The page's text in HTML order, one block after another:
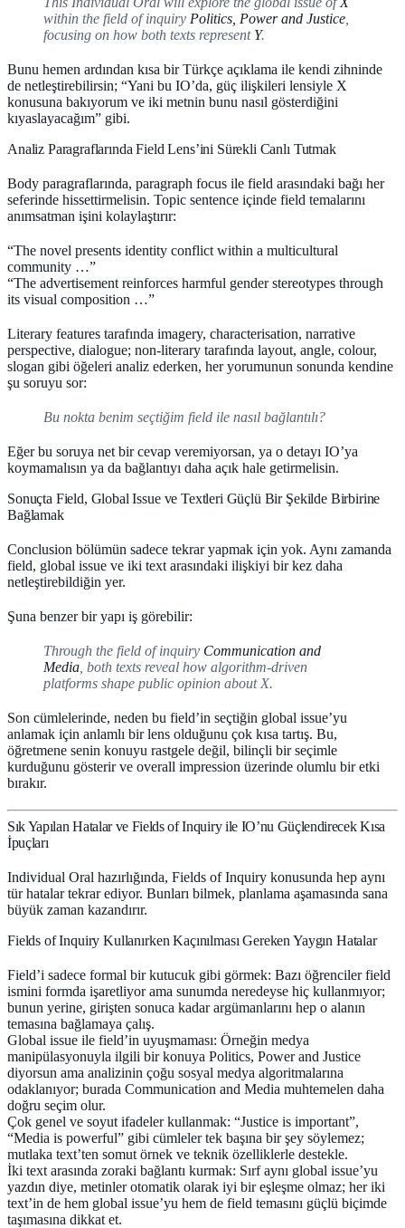
within the field of inquiry Politics, Power and Justice
focusing on how both texts represent Y.
Bunu hemen ardından kısa bir Türkçe açıklama ile kendi zihninde
de netleştirebilirsin; “Yani bu IO’da, güç ilişkileri lensiyle X
konusuna bakıyorum ve iki metnin bunu nasıl gösterdiğini
kıyaslayacağım” gibi.
Analiz Paragraflarında Field Lens’ini Sürekli Canlı Tutmak
Body paragraflarında, paragraph focus ile field arasındaki bağı her
seferinde hissettirmelisin. Topic sentence içinde field temalarını
anımsatman işini kolaylaştırır:
“The novel presents identity conflict within a multicultural
community …”
“The advertisement reinforces harmful gender stereotypes through
its visual composition …”
Literary features tarafında imagery, characterisation, narrative
perspective, dialogue; non-literary tarafında layout, angle, colour,
slogan gibi öğeleri analiz ederken, her yorumunun sonunda kendine
şu soruyu sor:
Bu nokta benim seçtiğim field ile nasıl bağlantılı?
Eğer bu soruya net bir cevap veremiyorsan, ya o detayı IO’ya
koymamalısın ya da bağlantıyı daha açık hale getirmelisin.
Sonuçta Field, Global Issue ve Textleri Güçlü Bir Şekilde Birbirine
Bağlamak
Conclusion bölümün sadece tekrar yapmak için yok. Aynı zamanda
field, global issue ve iki text arasındaki ilişkiyi bir kez daha
netleştirebildiğin yer.
Şuna benzer bir yapı iş görebilir:
Through the field of inquiry Communication and
Media , both texts reveal how algorithm-driven
platforms shape public opinion about X.
Son cümlelerinde, neden bu field’in seçtiğin global issue’yu
anlamak için anlamlı bir lens olduğunu çok kısa tartış. Bu,
öğretmene senin konuyu rastgele değil, bilinçli bir seçimle
kurduğunu gösterir ve overall impression üzerinde olumlu bir etki
bırakır.
Sık Yapılan Hatalar ve Fields of Inquiry ile IO’nu Güçlendirecek Kısa
İpuçları
Individual Oral hazırlığında, Fields of Inquiry konusunda hep aynı
tür hatalar tekrar ediyor. Bunları bilmek, planlama aşamasında sana
büyük zaman kazandırır.
Fields of Inquiry Kullanırken Kaçınılması Gereken Yaygın Hatalar
Field’i sadece formal bir kutucuk gibi görmek: Bazı öğrenciler field
ismini formda işaretliyor ama sunumda neredeyse hiç kullanmıyor;
bunun yerine, girişten sonuca kadar argümanlarını hep o alanın
temasına bağlamaya çalış.
Global issue ile field’in uyuşmaması: Örneğin medya
manipülasyonuyla ilgili bir konuya Politics, Power and Justice
diyorsun ama analizinin çoğu sosyal medya algoritmalarına
odaklanıyor; burada Communication and Media muhtemelen daha
doğru seçim olur.
Çok genel ve soyut ifadeler kullanmak: “Justice is important”,
“Media is powerful” gibi cümleler tek başına bir şey söylemez;
mutlaka text’ten somut örnek ve teknik özelliklerle destekle.
İki text arasında zoraki bağlantı kurmak: Sırf aynı global issue’yu
yazdın diye, metinler otomatik olarak iyi bir eşleşme olmaz; her iki
text’in de hem global issue’yu hem de field temasını güçlü biçimde
taşımasına dikkat et.